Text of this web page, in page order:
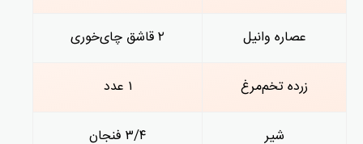
عصاره وانیل ۲ قاشق چای‌خوری
زرده تخم‌مرغ ۱ عدد
شیر ۳/۴ فنجان